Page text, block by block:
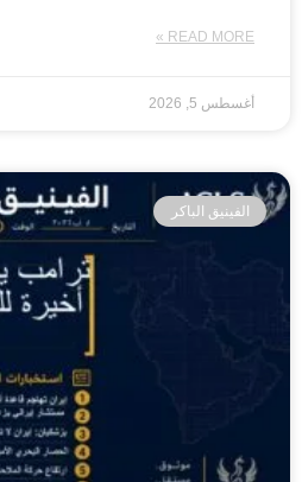
READ MORE »
أغسطس 5, 2026
الفينيق الباكر